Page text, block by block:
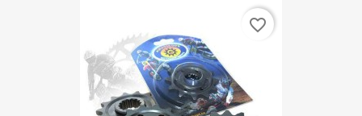
favorite_border